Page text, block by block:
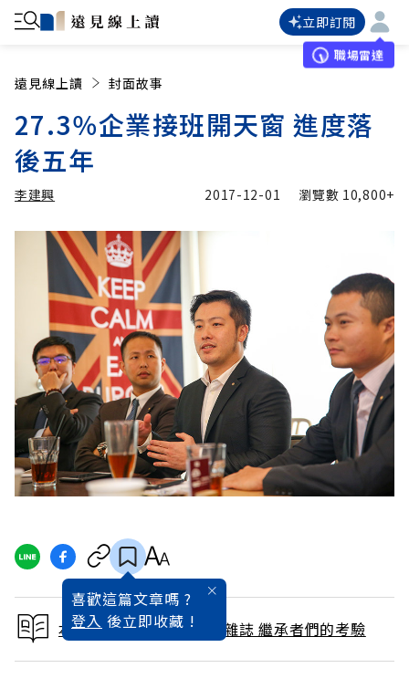
立即訂閱
職場雷達
遠見線上讀 封面故事
27.3％企業接班開天窗 進度落
後五年
李建興
李建興
2017-12-01 瀏覽數 10,800+
喜歡這篇文章嗎 ?
登入 後立即收藏 !
本文出自 2017 / 12月號雜誌 繼承者們的考驗